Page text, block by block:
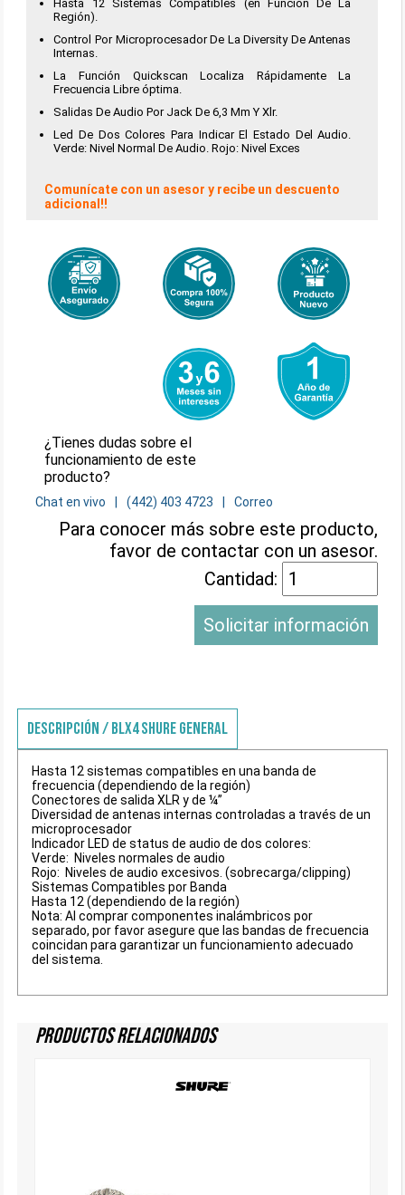
Hasta 12 Sistemas Compatibles (en Función De La
Región).
Control Por Microprocesador De La Diversity De Antenas
Internas.
La Función Quickscan Localiza Rápidamente La
Frecuencia Libre óptima.
Salidas De Audio Por Jack De 6,3 Mm Y Xlr.
Led De Dos Colores Para Indicar El Estado Del Audio.
Verde: Nivel Normal De Audio. Rojo: Nivel Exces
Comunícate con un asesor y recibe un descuento
adicional!!
¿Tienes dudas sobre el
funcionamiento de este
producto?
Chat en vivo (442) 403 4723 Correo
Para conocer más sobre este producto,
favor de contactar con un asesor.
Cantidad:
Solicitar información
DESCRIPCIÓN / BLX4 SHURE GENERAL
Hasta 12 sistemas compatibles en una banda de
frecuencia (dependiendo de la región)
Conectores de salida XLR y de ¼”
Diversidad de antenas internas controladas a través de un
microprocesador
Indicador LED de status de audio de dos colores:
Verde: Niveles normales de audio
Rojo: Niveles de audio excesivos. (sobrecarga/clipping)
Sistemas Compatibles por Banda
Hasta 12 (dependiendo de la región)
Nota: Al comprar componentes inalámbricos por
separado, por favor asegure que las bandas de frecuencia
coincidan para garantizar un funcionamiento adecuado
del sistema.
Productos Relacionados